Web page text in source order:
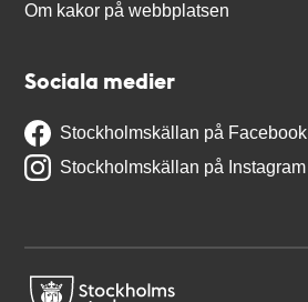
Om kakor på webbplatsen
Sociala medier
Stockholmskällan på Facebook
Stockholmskällan på Instagram